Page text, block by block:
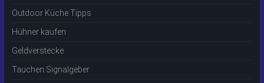
Outdoor Küche Tipps
Hühner kaufen
Geldverstecke
Tauchen Signalgeber